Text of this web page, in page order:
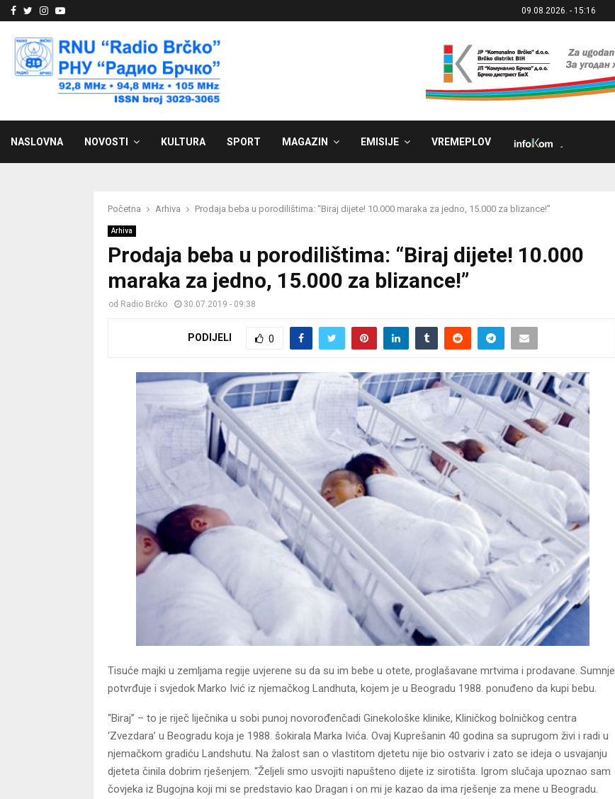
Facebook
Twitter
Instagram
Youtube 09.08.2026. - 15:16
NASLOVNA NOVOSTI KULTURA SPORT MAGAZIN EMISIJE VREMEPLOV
Početna Arhiva Prodaja beba u porodilištima: “Biraj dijete! 10.000 maraka za jedno, 15.000 za blizance!”
Arhiva
Prodaja beba u porodilištima: “Biraj dijete! 10.000
maraka za jedno, 15.000 za blizance!”
od Radio Brčko 30.07.2019 - 09:38
PODIJELI 0
Tisuće majki u zemljama regije uvjerene su da su im bebe u otete, proglašavane mrtvima i prodavane. Sumnje
potvrđuje i svjedok Marko Ivić iz njemačkog Landhuta, kojem je u Beogradu 1988. ponuđeno da kupi bebu.
“Biraj” – to je riječ liječnika u sobi punoj novorođenčadi Ginekološke klinike, Kliničkog bolničkog centra
‘Zvezdara’ u Beogradu koja je 1988. šokirala Marka Ivića. Ovaj Kuprešanin 40 godina sa suprugom živi i radi u
njemačkom gradiću Landshutu. Na žalost san o vlastitom djetetu nije bio ostvariv i zato se ideja o usvajanju
djeteta činila dobrim rješenjem. “Željeli smo usvojiti napušteno dijete iz sirotišta. Igrom slučaja upoznao sam
čovjeka iz Bugojna koji mi se predstavio kao Dragan i on mi je kazao da ima rješenje za mene u Beogradu.